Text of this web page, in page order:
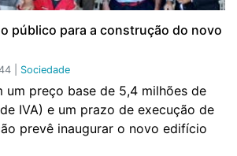
público para a construção do novo
| Sociedade
um preço base de 5,4 milhões de
IVA) e um prazo de execução de
prevê inaugurar o novo edifício